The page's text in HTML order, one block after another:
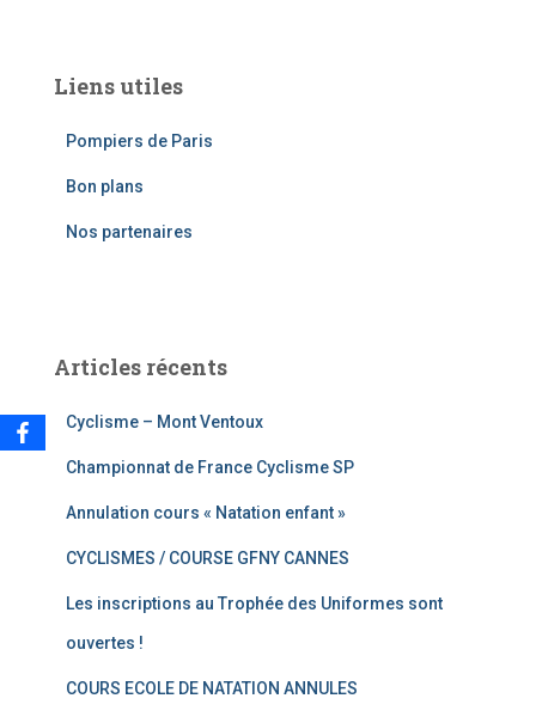
rLiens utiles
Pompiers de Paris
Bon plans
Nos partenaires
Articles récents
Cyclisme – Mont Ventoux
Championnat de France Cyclisme SP
Annulation cours « Natation enfant »
CYCLISMES / COURSE GFNY CANNES
Les inscriptions au Trophée des Uniformes sont
ouvertes !
COURS ECOLE DE NATATION ANNULES